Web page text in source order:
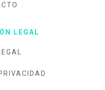
LEGAL